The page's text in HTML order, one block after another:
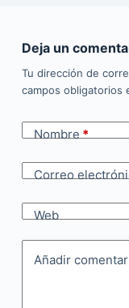
Deja un
Tu dirección de
campos obligatorios
Nombre*
Correo
Web
Añadir